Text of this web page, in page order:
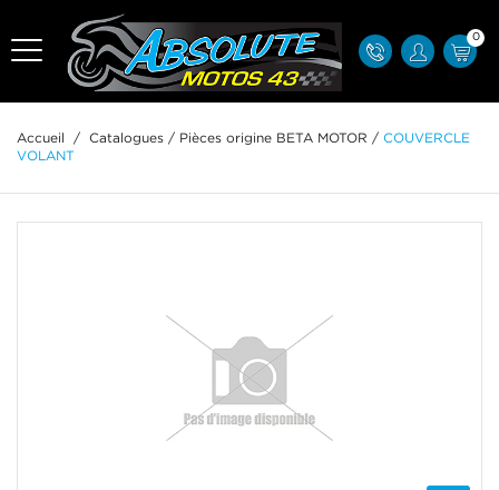
0
Accueil / Catalogues / Pièces origine BETA MOTOR / COUVERCLE
VOLANT